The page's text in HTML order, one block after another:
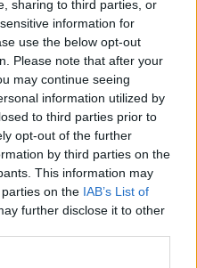
sharing to third parties, or
information for
use the below opt-out
Please note that after your
may continue seeing
information utilized by
to third parties prior to
opt-out of the further
by third parties on the
This information may
on the IAB’s List of
further disclose it to other